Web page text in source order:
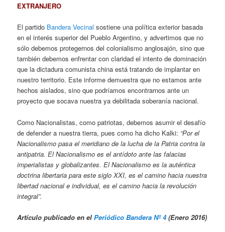
EXTRANJERO
El partido Bandera Vecinal sostiene una política exterior basada
en el interés superior del Pueblo Argentino, y advertimos que no
sólo debemos protegernos del colonialismo anglosajón, sino que
también debemos enfrentar con claridad el intento de dominación
que la dictadura comunista china está tratando de implantar en
nuestro territorio. Este informe demuestra que no estamos ante
hechos aislados, sino que podríamos encontrarnos ante un
proyecto que socava nuestra ya debilitada soberanía nacional.
Como Nacionalistas, como patriotas, debemos asumir el desafío
de defender a nuestra tierra, pues como ha dicho Kalki: “Por el
Nacionalismo pasa el meridiano de la lucha de la Patria contra la
antipatria. El Nacionalismo es el antídoto ante las falacias
imperialistas y globalizantes. El Nacionalismo es la auténtica
doctrina libertaria para este siglo XXI, es el camino hacia nuestra
libertad nacional e individual, es el camino hacia la revolución
integral”.
Artículo publicado en elPeriódico Bandera Nº 4(Enero 2016)